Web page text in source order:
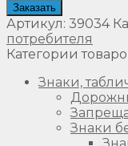
Заказать
Артикул: 39034
потребителя
Категории
Знаки,
Знаки